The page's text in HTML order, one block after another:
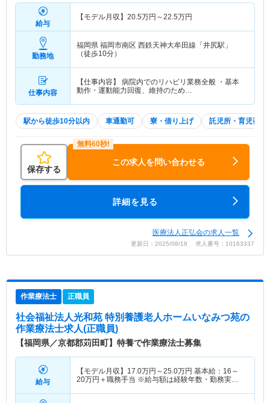
給与
【モデル月収】 20.5万円～22.5万円
勤務地
福岡県 福岡市南区 西鉄天神大牟田線「井尻駅」
（徒歩10分）
仕事内容
【仕事内容】 病院内でのリハビリ業務全般 ・基本
動作・運動能力回復、維持のため…
駅から徒歩10分以内 車通勤可 寮・借り上げ 託児所・育児補助
保存する
この求人を問い合わせる
詳細を見る
医療法人正弘会の求人一覧
更新日：2025/08/18 求人番号：10163337
作業療法士 正職員
社会福祉法人光和苑 特別養護老人ホームいなみつ苑の
作業療法士求人(正職員)
【福岡県／京都郡苅田町】特養で作業療法士募集
給与
【モデル月収】 17.0万円～25.0万円 基本給：16～
20万円＋職務手当 ※給与額は経験年数・勤務実績